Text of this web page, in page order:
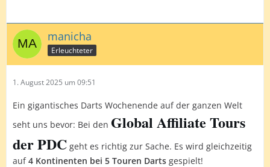
manicha
Erleuchteter
1. August 2025 um 09:51
Ein gigantisches Darts Wochenende auf der ganzen Welt
seht uns bevor: Bei den Global Affiliate Tours
der PDC geht es richtig zur Sache. Es wird gleichzeitig
auf4 Kontinenten bei 5 Touren Darts gespielt!